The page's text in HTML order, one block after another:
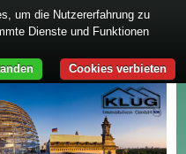
um die Nutzererfahrung zu
Dienste und Funktionen
Cookies verbieten